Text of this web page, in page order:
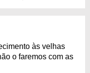
às velhas
o faremos com as